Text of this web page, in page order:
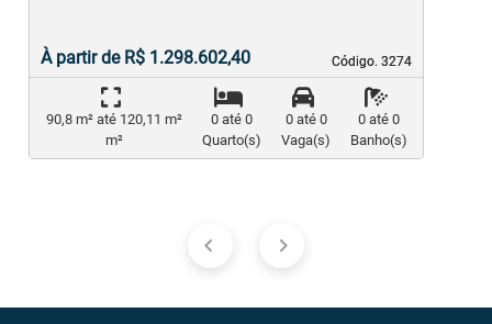
Código. 3274
Código. 3274
À partir de R$ 1.298.602,40
90,8 m² até 120,11 m²
m²
0 até 0
Quarto(s)
0 até 0
Vaga(s)
0 até 0
Banho(s)